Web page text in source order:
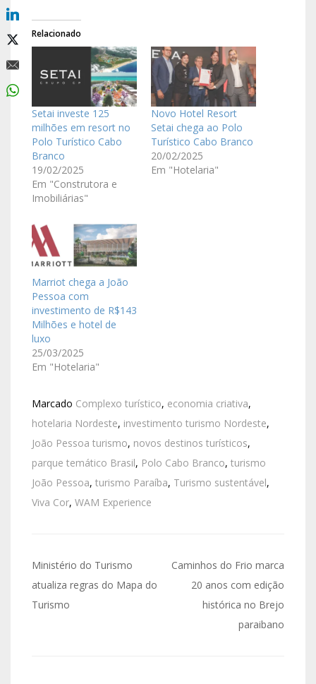
Relacionado
Setai investe 125
milhões em resort no
Polo Turístico Cabo
Branco
19/02/2025
Em "Construtora e
Imobiliárias"
Novo Hotel Resort
Setai chega ao Polo
Turístico Cabo Branco
20/02/2025
Em "Hotelaria"
Marriot chega a João
Pessoa com
investimento de R$143
Milhões e hotel de
luxo
25/03/2025
Em "Hotelaria"
Marcado Complexo turístico, economia criativa,
hotelaria Nordeste, investimento turismo Nordeste,
João Pessoa turismo, novos destinos turísticos,
parque temático Brasil, Polo Cabo Branco, turismo
João Pessoa, turismo Paraíba, Turismo sustentável,
Viva Cor, WAM Experience
Ministério do Turismo
atualiza regras do Mapa do
Turismo
Caminhos do Frio marca
20 anos com edição
histórica no Brejo
paraibano